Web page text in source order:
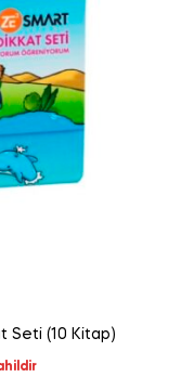
Seti (10 Kitap)